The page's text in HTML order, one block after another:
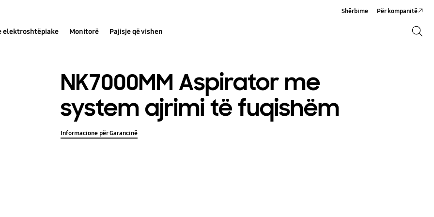
elektroshtëpiake Monitorë Pajisje që vishen
Shërbime Për kompanitë
NK7000MM Aspirator me
system ajrimi të fuqishëm
Informacione për Garancinë